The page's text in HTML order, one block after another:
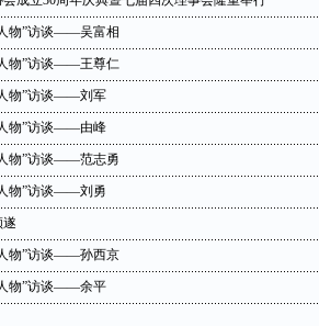
物”访谈——吴富相
物”访谈——王尊仁
物”访谈——刘军
物”访谈——由峰
物”访谈——范志勇
物”访谈——刘勇
遂
物”访谈——孙西京
物”访谈——余平